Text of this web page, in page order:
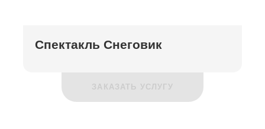
Спектакль Снеговик
ЗАКАЗАТЬ УСЛУГУ